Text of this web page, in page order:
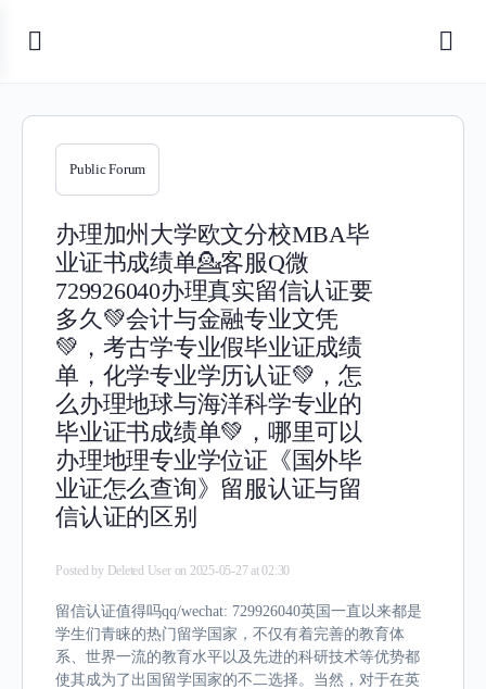
Public Forum
办理加州大学欧文分校MBA毕
业证书成绩单💁客服Q微
729926040办理真实留信认证要
多久💚会计与金融专业文凭
💚，考古学专业假毕业证成绩
单，化学专业学历认证💚，怎
么办理地球与海洋科学专业的
毕业证书成绩单💚，哪里可以
办理地理专业学位证《国外毕
业证怎么查询》留服认证与留
信认证的区别
Posted by Deleted User on 2025-05-27 at 02:30
留信认证值得吗qq/wechat: 729926040英国一直以来都是
学生们青睐的热门留学国家，不仅有着完善的教育体
系、世界一流的教育水平以及先进的科研技术等优势都
使其成为了出国留学国家的不二选择。当然，对于在英